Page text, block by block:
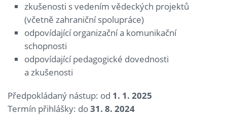
zkušenosti s vedením vědeckých projektů
(včetně zahraniční spolupráce)
odpovídající organizační a komunikační
schopnosti
odpovídající pedagogické dovednosti
a zkušenosti
Předpokládaný nástup: od 1. 1. 2025
Termín přihlášky: do31. 8. 2024